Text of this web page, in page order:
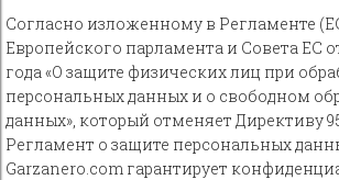
Согласно изложенному в Регламенте
Европейского парламента и Совета ЕС
года «О защите физических лиц при
персональных данных и о свободном
данных», который отменяет Директиву
Регламент о защите персональных
Garzanero.com гарантирует